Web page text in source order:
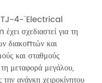
TJ-4-¨ Electrical
σχεδιαστεί για τη
διακοπτών και
και σταθμούς
μεταφορά μεγάλου,
ανάγκη χειροκίνητου